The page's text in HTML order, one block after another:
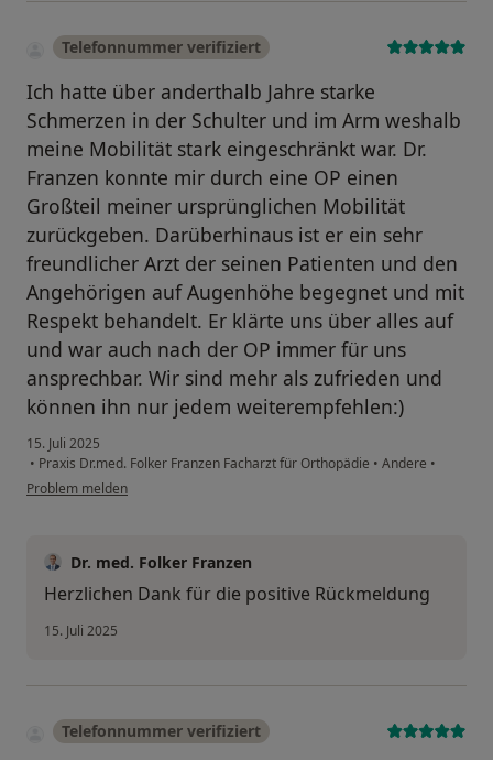
Telefonnummer verifiziert
Ich hatte über anderthalb Jahre starke
Schmerzen in der Schulter und im Arm weshalb
meine Mobilität stark eingeschränkt war. Dr.
Franzen konnte mir durch eine OP einen
Großteil meiner ursprünglichen Mobilität
zurückgeben. Darüberhinaus ist er ein sehr
freundlicher Arzt der seinen Patienten und den
Angehörigen auf Augenhöhe begegnet und mit
Respekt behandelt. Er klärte uns über alles auf
und war auch nach der OP immer für uns
ansprechbar. Wir sind mehr als zufrieden und
können ihn nur jedem weiterempfehlen:)
15. Juli 2025
• Praxis Dr.med. Folker Franzen Facharzt für Orthopädie • Andere •
Problem melden
Dr. med. Folker Franzen
Herzlichen Dank für die positive Rückmeldung
15. Juli 2025
Telefonnummer verifiziert